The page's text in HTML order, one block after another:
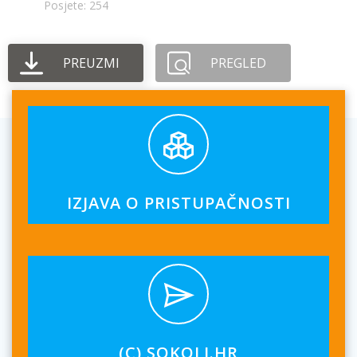
Posjete: 254
PREUZMI PREGLED
IZJAVA O PRISTUPAČNOSTI
(C) SOKOLI.HR